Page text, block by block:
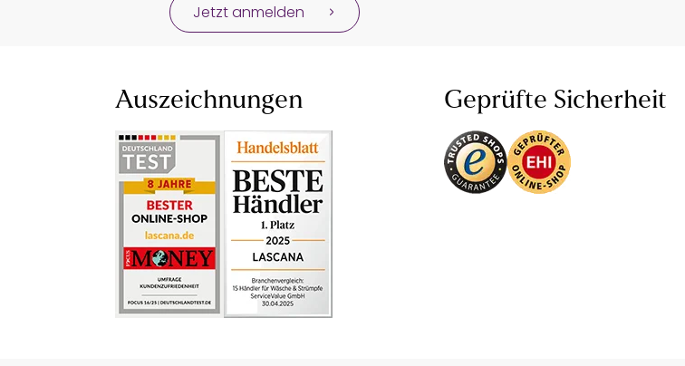
Jetzt anmelden
Auszeichnungen Geprüfte Sicherheit